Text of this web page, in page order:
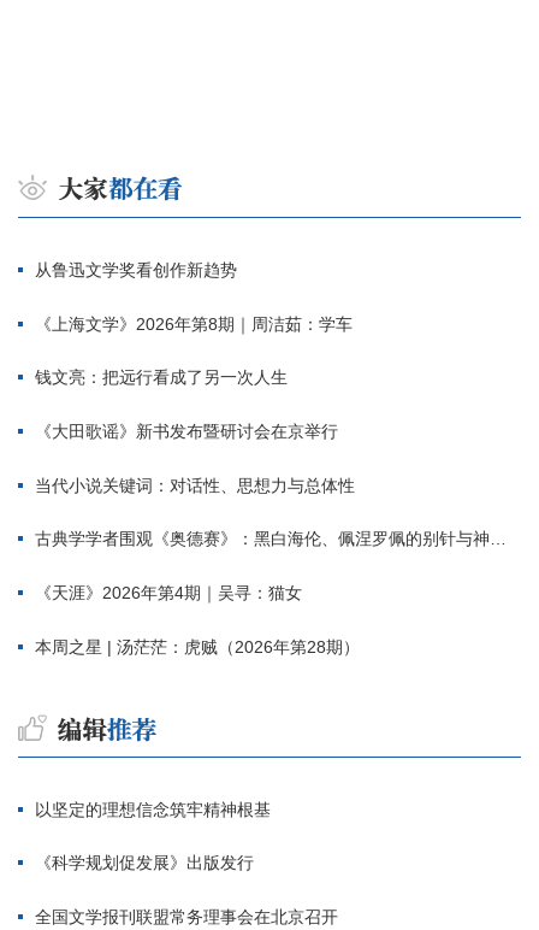
从鲁迅文学奖看创作新趋势
《上海文学》2026年第8期｜周洁茹：学车
钱文亮：把远行看成了另一次人生
《大田歌谣》新书发布暨研讨会在京举行
当代小说关键词：对话性、思想力与总体性
古典学学者围观《奥德赛》：黑白海伦、佩涅罗佩的别针与神秘入侵者
《天涯》2026年第4期｜吴寻：猫女
本周之星 | 汤茫茫：虎贼（2026年第28期）
以坚定的理想信念筑牢精神根基
《科学规划促发展》出版发行
全国文学报刊联盟常务理事会在北京召开